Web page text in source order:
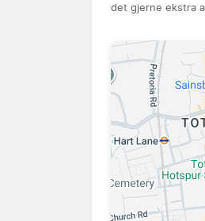
det gjerne ekstra